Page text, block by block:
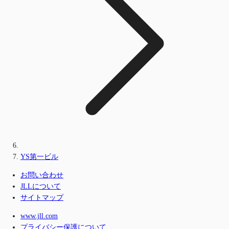
YS第一ビル
お問い合わせ
JLLについて
サイトマップ
www.jll.com
プライバシー保護について